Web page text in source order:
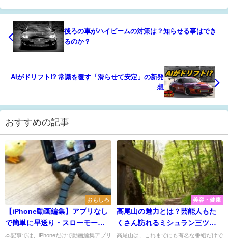
後ろの車がハイビームの対策は？知らせる事はでき
るのか？
AIがドリフト!? 常識を覆す「滑らせて安定」の新発
想
おすすめの記事
おもしろ
【iPhone動画編集】アプリなし
で簡単に早送り・スローモーシ
ョン・逆再生動画を作成する方
本記事では、iPhoneだけで動画編集アプリ
美容・健康
高尾山の魅力とは？芸能人もた
くさん訪れるミシュラン三ツ星
の観光地！
高尾山は、これまでにも有名な番組だけで